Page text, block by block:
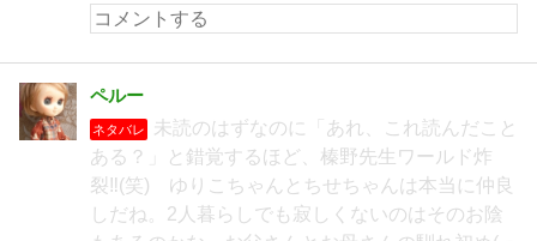
ペルー
ネタバレ
未読のはずなのに「あれ、これ読んだこと
ある？」と錯覚するほど、榛野先生ワールド炸
裂‼️(笑) ゆりこちゃんとちせちゃんは本当に仲良
しだね。2人暮らしでも寂しくないのはそのお陰